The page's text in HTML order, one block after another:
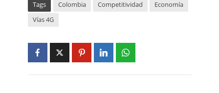
Tags Colombia Competitividad
Economía
Vías 4G